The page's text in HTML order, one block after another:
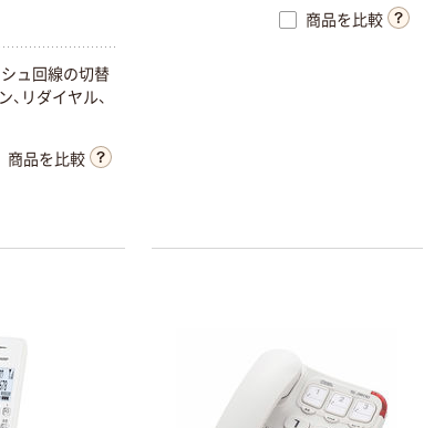
ュ回線の切替
リダイヤル、
商品を比較
商品を比較